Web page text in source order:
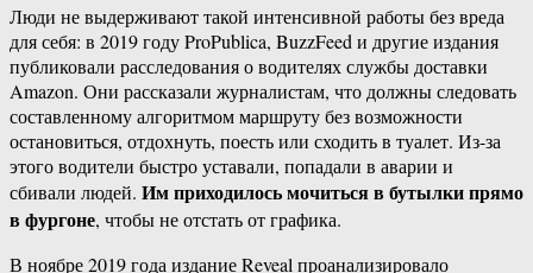
Люди не выдерживают такой интенсивной работы без вреда
для себя: в 2019 году ProPublica, BuzzFeed и другие издания
публиковали расследования о водителях службы доставки
Amazon. Они рассказали журналистам, что должны следовать
составленному алгоритмом маршруту без возможности
остановиться, отдохнуть, поесть или сходить в туалет. Из-за
этого водители быстро уставали, попадали в аварии и
сбивали людей. Им приходилось мочиться в бутылки прямо
в фургоне, чтобы не отстать от графика.
В ноябре 2019 года издание Reveal проанализировало